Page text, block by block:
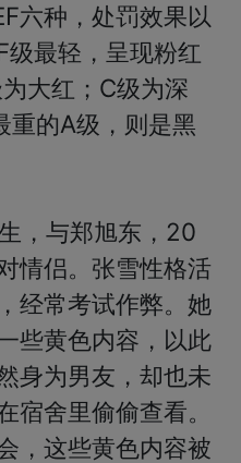
六种，处罚效果以
级最轻，呈现粉红
大红；C级为深
重的A级，则是黑
，与郑旭东，20
情侣。张雪性格活
经常考试作弊。她
些黄色内容，以此
身为男友，却也未
宿舍里偷偷查看。
，这些黄色内容被